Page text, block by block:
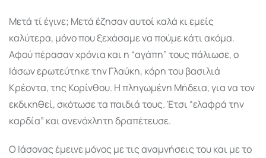
Μετά τί έγινε; Μετά έζησαν αυτοί καλά κι εμείς
καλύτερα, μόνο που ξεχάσαμε να πούμε κάτι ακόμα.
Αφού πέρασαν χρόνια και η “αγάπη” τους πάλιωσε, ο
Ιάσων ερωτεύτηκε την Γλαύκη, κόρη του βασιλιά
Κρέοντα, της Κορίνθου. Η πληγωμένη Μήδεια, για να τον
εκδικηθεί, σκότωσε τα παιδιά τους. Έτσι “ελαφρά την
καρδία” και ανενόχλητη δραπέτευσε.
Ο Ιάσονας έμεινε μόνος με τις αναμνήσεις του και με το